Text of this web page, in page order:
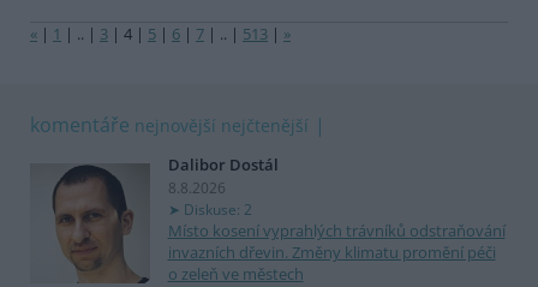
« | 1 | .. | 3 | 4 | 5 | 6 | 7 | .. | 513 | »
komentáře nejnovější nejčtenější
Dalibor Dostál
8.8.2026
Diskuse: 2
Místo kosení vyprahlých trávníků odstraňování
invazních dřevin. Změny klimatu promění péči
o zeleň ve městech